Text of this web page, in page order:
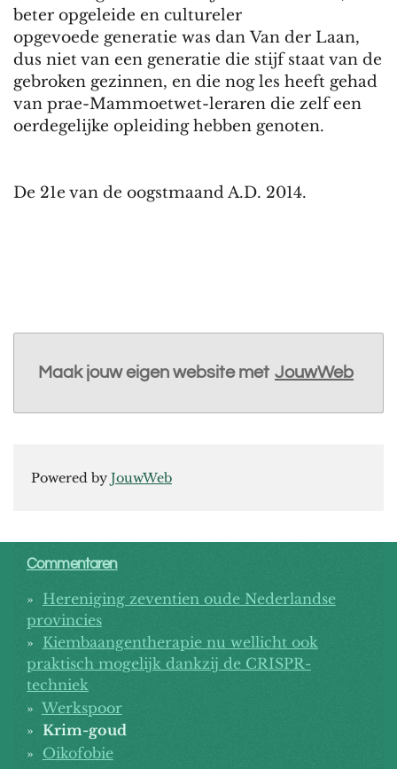
beter opgeleide en cultureler
opgevoede generatie was dan Van der Laan,
dus niet van een generatie die stijf staat van de
gebroken gezinnen, en die nog les heeft gehad
van prae-Mammoetwet-leraren die zelf een
oerdegelijke opleiding hebben genoten.
De 21e van de oogstmaand A.D. 2014.
Maak jouw eigen website met JouwWeb
Powered by JouwWeb
Commentaren
Hereniging zeventien oude Nederlandse
provincies
Kiembaangentherapie nu wellicht ook
praktisch mogelijk dankzij de CRISPR-
techniek
Werkspoor
Krim-goud
Oikofobie